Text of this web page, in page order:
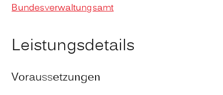
Bundesverwaltungsamt
Leistungsdetails
Voraussetzungen